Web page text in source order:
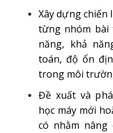
Xây dựng chiến
từng nhóm bài
năng, khả
toán, độ ổn
trong môi
Đề xuất và
học máy mới
có nhằm nâng